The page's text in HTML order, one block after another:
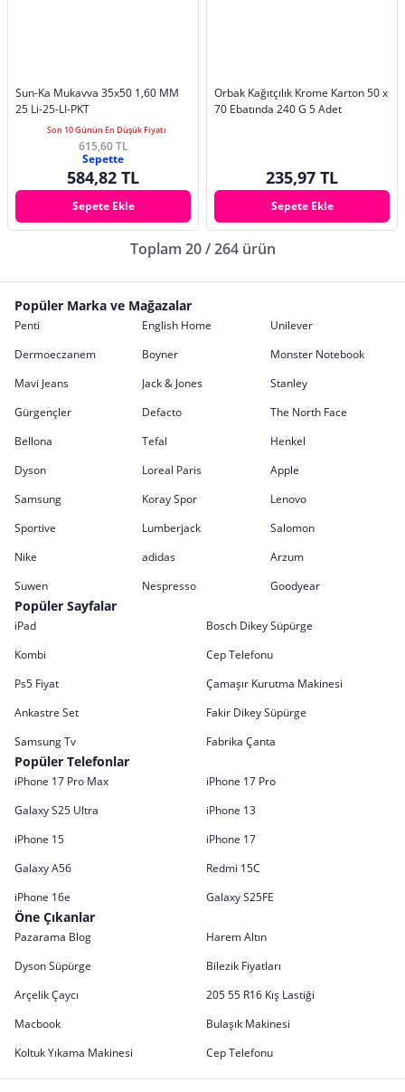
Sun-Ka Mukavva 35x50 1,60 MM
25 Li-25-LI-PKT
Son 10 Günün En Düşük Fiyatı
615,60 TL
Sepette
584,82 TL
Sepete Ekle
Orbak Kağıtçılık Krome Karton 50 x
70 Ebatında 240 G 5 Adet
235,97 TL
Sepete Ekle
Toplam 20 / 264 ürün
Popüler Marka ve Mağazalar
Penti English Home
Unilever
Dermoeczanem
Boyner
Monster Notebook
Mavi Jeans
Jack & Jones
Stanley
Gürgençler
Defacto
The North Face
Bellona
Tefal
Henkel
Dyson
Loreal Paris
Apple
Samsung
Koray Spor
Lenovo
Sportive
Lumberjack
Salomon
Nike
adidas
Arzum
Suwen
Nespresso Goodyear
Popüler Sayfalar
iPad
Bosch Dikey Süpürge
Kombi
Cep Telefonu
Ps5 Fiyat
Çamaşır Kurutma Makinesi
Ankastre Set
Fakir Dikey Süpürge
Samsung Tv
Fabrika Çanta
Popüler Telefonlar
iPhone 17 Pro Max
iPhone 17 Pro
Galaxy S25 Ultra
iPhone 13
iPhone 15
iPhone 17
Galaxy A56
Redmi 15C
iPhone 16e
Galaxy S25FE
Öne Çıkanlar
Pazarama Blog
Harem Altın
Dyson Süpürge
Bilezik Fiyatları
Arçelik Çaycı
205 55 R16 Kış Lastiği
Macbook
Bulaşık Makinesi
Koltuk Yıkama Makinesi
Cep Telefonu